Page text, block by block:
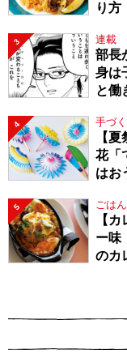
り方
3 連載
部長
身は
と働
4 手づ
【
花「
はお
5 ごは
【
ー味
のカ